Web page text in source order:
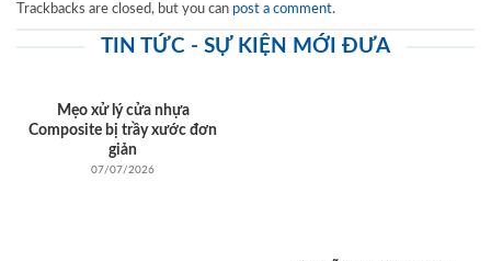
Trackbacks are closed, but you can post a comment.
TIN TỨC - SỰ KIỆN MỚI ĐƯA
Mẹo xử lý cửa nhựa
Composite bị trầy xước đơn
giản
07/07/2026